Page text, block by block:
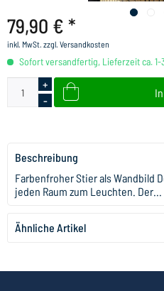
79,90 € *
inkl. MwSt. zzgl. Versandkosten
Sofort versandfertig, Lieferzeit ca. 1-
+
-
Beschreibung
Farbenfroher Stier als Wandbild
jeden Raum zum Leuchten. Der...
Ähnliche Artikel